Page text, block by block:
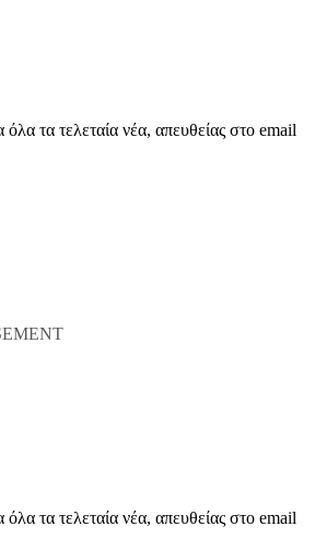
τα τελεταία νέα, απευθείας στο email
τα τελεταία νέα, απευθείας στο email